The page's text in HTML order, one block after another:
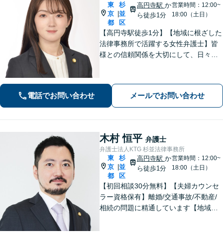
東
京
都
杉
並
区
高円寺駅 か
ら徒歩1分
営業時間：12:00~
18:00（土日）
【高円寺駅徒歩1分】【地域に根ざした
法律事務所で活躍する女性弁護士】皆
様との信頼関係を大切にして、日々業
ましたら、お気軽にご相談ください。
電話でお問い合わせ メールでお問い合わせ
木村 恒平 弁護士
弁護士法人KTG 杉並法律事務所
東
京
都
杉
並
区
高円寺駅 か
ら徒歩1分
営業時間：12:00~
18:00（土日）
【初回相談30分無料】【夫婦カウンセ
ラー資格保有】離婚/交通事故/不動産/
相続の問題に精通しています【地域に